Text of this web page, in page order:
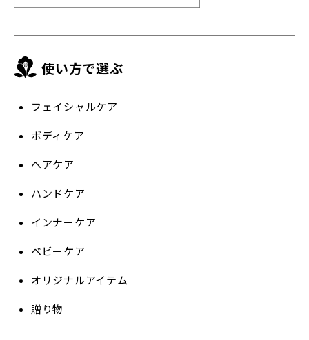
使い方で選ぶ
フェイシャルケア
ボディケア
ヘアケア
ハンドケア
インナーケア
ベビーケア
オリジナルアイテム
贈り物